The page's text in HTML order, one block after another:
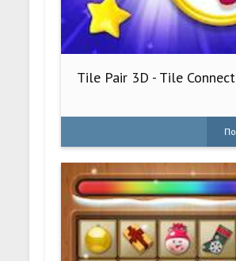
Tile Pair 3D - Tile